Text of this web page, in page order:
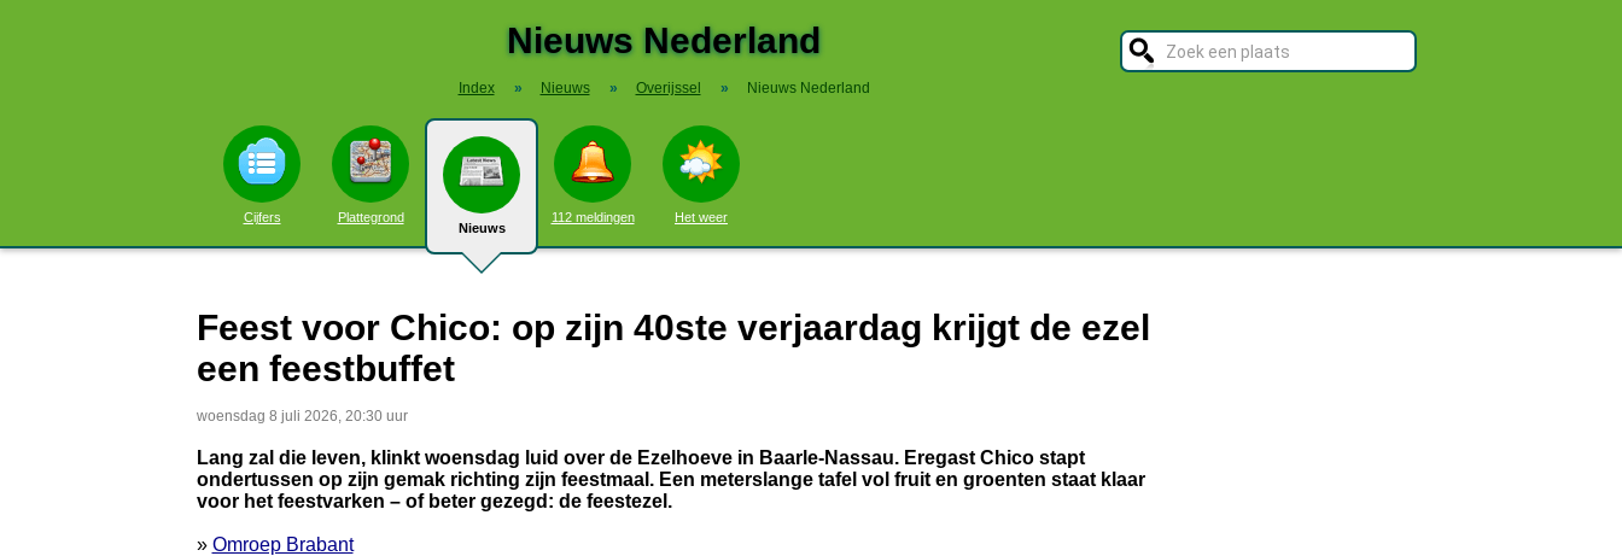
Nieuws Nederland
Index » Nieuws » Overijssel » Nieuws Nederland
Cijfers Plattegrond
Nieuws
112 meldingen Het weer
Feest voor Chico: op zijn 40ste verjaardag krijgt de ezel
een feestbuffet
woensdag 8 juli 2026, 20:30 uur
Lang zal die leven, klinkt woensdag luid over de Ezelhoeve in Baarle-Nassau. Eregast Chico stapt
ondertussen op zijn gemak richting zijn feestmaal. Een meterslange tafel vol fruit en groenten staat klaar
voor het feestvarken – of beter gezegd: de feestezel.
» Omroep Brabant